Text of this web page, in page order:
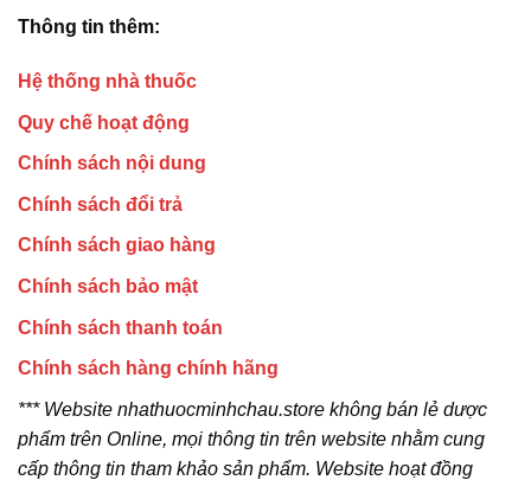
Thông tin thêm:
Hệ thống nhà thuốc
Quy chế hoạt động
Chính sách nội dung
Chính sách đổi trả
Chính sách giao hàng
Chính sách bảo mật
Chính sách thanh toán
Chính sách hàng chính hãng
*** Website nhathuocminhchau.store không bán lẻ dược
phẩm trên Online, mọi thông tin trên website nhằm cung
cấp thông tin tham khảo sản phẩm. Website hoạt đồng